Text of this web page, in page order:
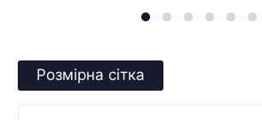
Розмірна сітка